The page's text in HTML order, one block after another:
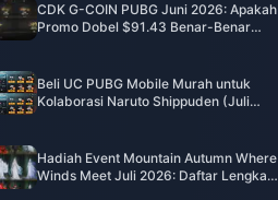
CDK G-COIN PUBG Juni 2026: Apakah
Promo Dobel $91.43 Benar-Benar
Beli UC PUBG Mobile Murah untuk
Kolaborasi Naruto Shippuden (Juli
Hadiah Event Mountain Autumn Where
Winds Meet Juli 2026: Daftar Lengkap,